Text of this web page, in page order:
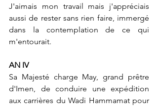
J'aimais mon travail mais j'appréciais
aussi de rester sans rien faire, immergé
dans la contemplation de ce qui
m'entourait.
AN IV
Sa Majesté charge May, grand prêtre
d'Imen, de conduire une expédition
aux carrières du Wadi Hammamat pour